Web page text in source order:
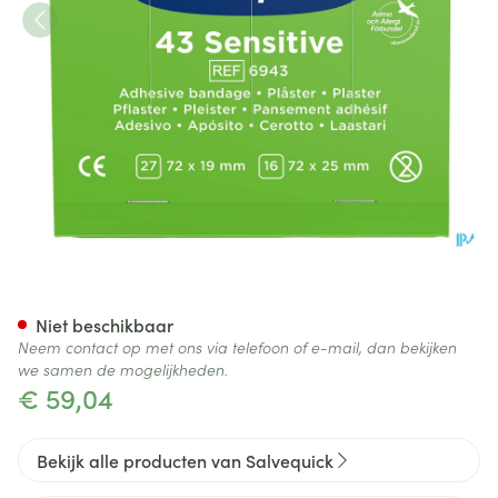
€ 59,04
Niet beschikbaar
Neem contact op met ons via telefoon of e-mail, dan bekijken
we samen de mogelijkheden.
Bekijk alle producten van Salvequick